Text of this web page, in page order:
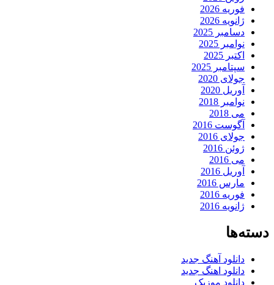
فوریه 2026
ژانویه 2026
دسامبر 2025
نوامبر 2025
اکتبر 2025
سپتامبر 2025
جولای 2020
آوریل 2020
نوامبر 2018
می 2018
آگوست 2016
جولای 2016
ژوئن 2016
می 2016
آوریل 2016
مارس 2016
فوریه 2016
ژانویه 2016
دسته‌ها
دانلود آهنگ جدید
دانلود اهنگ جدید
دانلود موزیک